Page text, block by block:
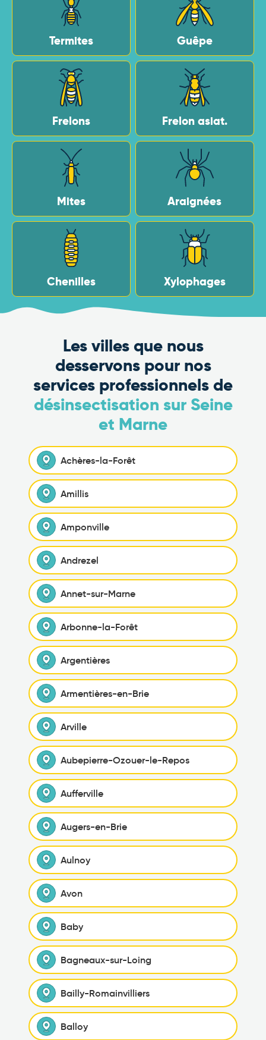
Termites Guêpe
Frelons Frelon asiat.
Mites Araignées
Chenilles Xylophages
Les villes que nous
desservons pour nos
services professionnels de
désinsectisation sur Seine
et Marne
Achères-la-Forêt
Amillis
Amponville
Andrezel
Annet-sur-Marne
Arbonne-la-Forêt
Argentières
Armentières-en-Brie
Arville
Aubepierre-Ozouer-le-Repos
Aufferville
Augers-en-Brie
Aulnoy
Avon
Baby
Bagneaux-sur-Loing
Bailly-Romainvilliers
Balloy